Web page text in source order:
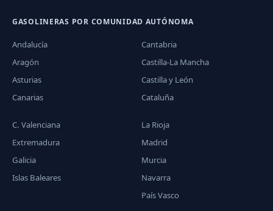
GASOLINERAS POR COMUNIDAD AUTÓNOMA
Andalucía
Aragón
Asturias
Canarias
Cantabria
Castilla-La Mancha
Castilla y León
Cataluña
C. Valenciana
Extremadura
Galicia
Islas Baleares
La Rioja
Madrid
Murcia
Navarra
País Vasco